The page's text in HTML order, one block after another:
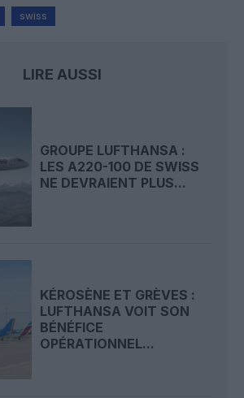
swiss
LIRE AUSSI
GROUPE LUFTHANSA :
LES A220-100 DE SWISS
NE DEVRAIENT PLUS...
KÉROSÈNE ET GRÈVES :
LUFTHANSA VOIT SON
BÉNÉFICE
OPÉRATIONNEL...